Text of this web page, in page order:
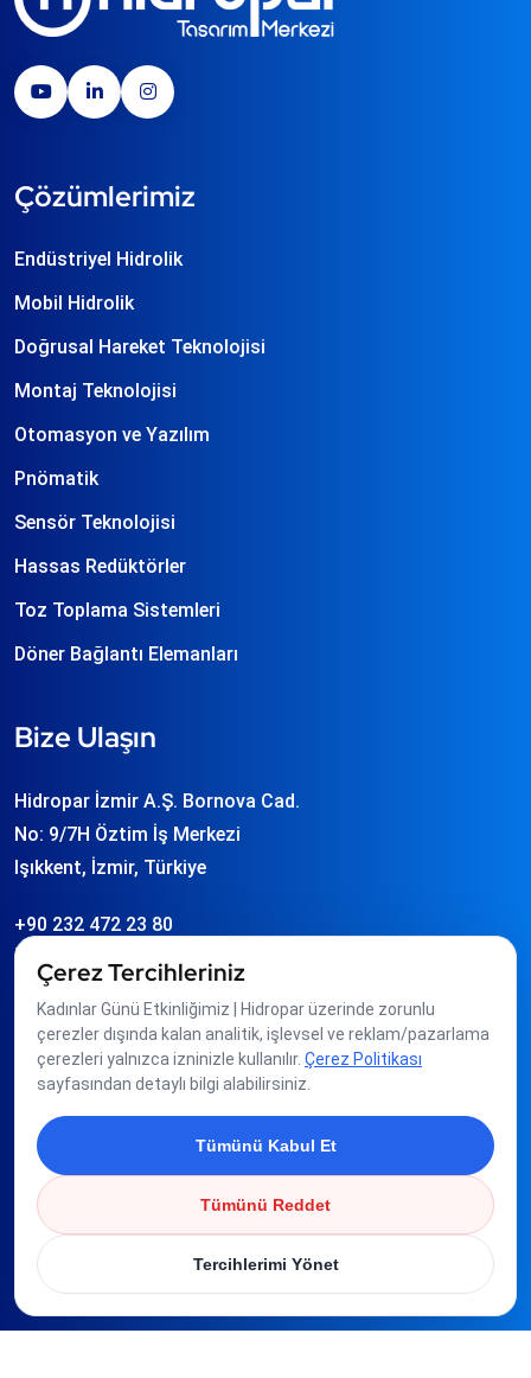
Çözümlerimiz
Endüstriyel Hidrolik
Mobil Hidrolik
Doğrusal Hareket Teknolojisi
Montaj Teknolojisi
Otomasyon ve Yazılım
Pnömatik
Sensör Teknolojisi
Hassas Redüktörler
Toz Toplama Sistemleri
Döner Bağlantı Elemanları
Bize Ulaşın
Hidropar İzmir A.Ş. Bornova Cad.
No: 9/7H Öztim İş Merkezi
Işıkkent, İzmir, Türkiye
+90 232 472 23 80
info
Üyeliklerimiz
Çerez Tercihleriniz
Kadınlar Günü Etkinliğimiz | Hidropar üzerinde zorunlu
çerezler dışında kalan analitik, işlevsel ve reklam/pazarlama
çerezleri yalnızca izninizle kullanılır. Çerez Politikası
sayfasından detaylı bilgi alabilirsiniz.
Tümünü Kabul Et
Tümünü Reddet
Tercihlerimi Yönet